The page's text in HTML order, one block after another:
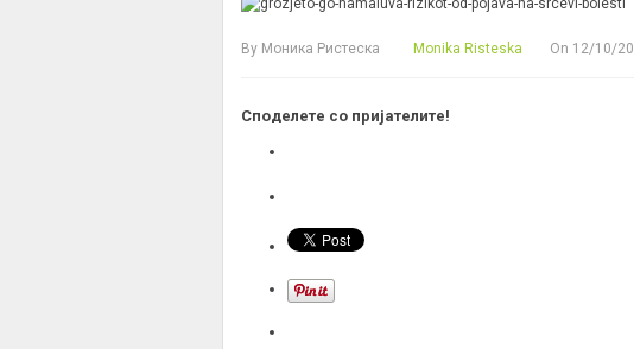
By Моника Ристеска Monika Risteska On 12/10/
Споделете со пријателите!